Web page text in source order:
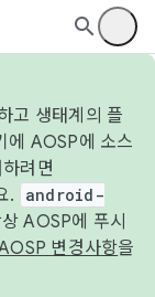
고 생태계의 플
에 AOSP에 소스
려면
.
android-
AOSP에 푸시
변경사항을